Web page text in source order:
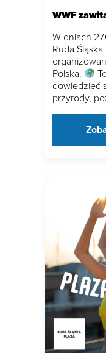
WWF
W dniach
Ruda
Polska.
dowiedzieć
przyrody,